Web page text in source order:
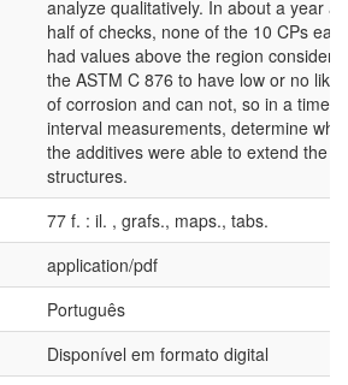
analyze qualitatively. In about a year
half of checks, none of the 10 CPs
had values above the region
the ASTM C 876 to have low or no
of corrosion and can not, so in a time
interval measurements, determine
the additives were able to extend the
structures.
77 f. : il. , grafs., maps., tabs.
application/pdf
Português
Disponível em formato digital